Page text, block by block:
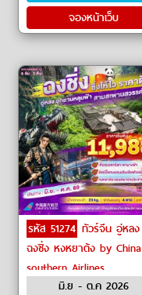
Undergro
จองหน้าเว็บ
รหัส 51274 ทัวร์จีน อู่หลง
ฉงชิ่ง หงหยาต้ง by China
southern Airlines
มิ.ย - ต.ค 2026